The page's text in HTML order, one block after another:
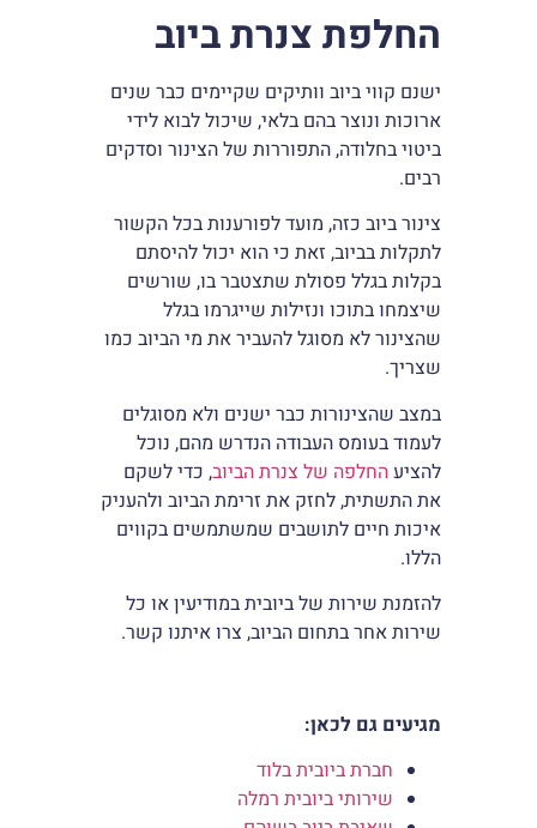
החלפת צנרת ביוב
ישנם קווי ביוב וותיקים שקיימים כבר שנים
ארוכות ונוצר בהם בלאי, שיכול לבוא לידי
ביטוי בחלודה, התפוררות של הצינור וסדקים
רבים.
צינור ביוב כזה, מועד לפורענות בכל הקשור
לתקלות בביוב, זאת כי הוא יכול להיסתם
בקלות בגלל פסולת שתצטבר בו, שורשים
שיצמחו בתוכו ונזילות שייגרמו בגלל
שהצינור לא מסוגל להעביר את מי הביוב כמו
שצריך.
במצב שהצינורות כבר ישנים ולא מסוגלים
לעמוד בעומס העבודה הנדרש מהם, נוכל
להציעהחלפה של צנרת הביוב, כדי לשקם
את התשתית, לחזק את זרימת הביוב ולהעניק
איכות חיים לתושבים שמשתמשים בקווים
הללו.
להזמנת שירות של ביובית במודיעין או כל
שירות אחר בתחום הביוב, צרו איתנו קשר.
מגיעים גם לכאן:
חברת ביובית בלוד
שירותי ביובית רמלה